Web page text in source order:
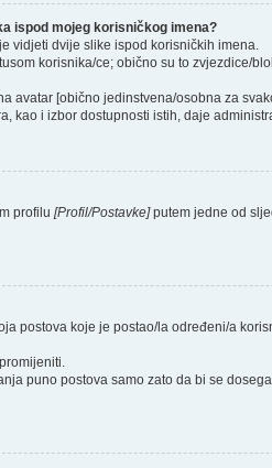
ispod mojeg korisničkog imena?
vidjeti dvije slike ispod korisničkih imena.
korisnika/ce; obično su to zvjezdice/
avatar [obično jedinstvena/osobna za
kao i izbor dostupnosti istih, daje
profilu [Profil/Postavke]putem jedne od
postova koje je postao/la određeni/a
puno postova samo zato da bi se